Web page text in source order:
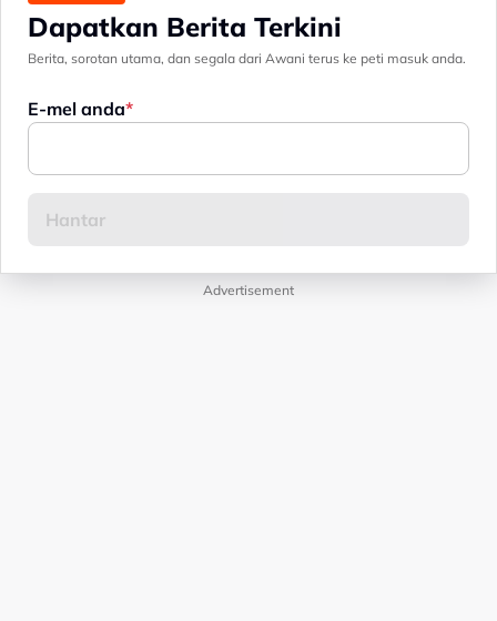
Dapatkan Berita Terkini
Berita, sorotan utama, dan segala dari Awani terus ke peti masuk anda.
E-mel anda
Advertisement